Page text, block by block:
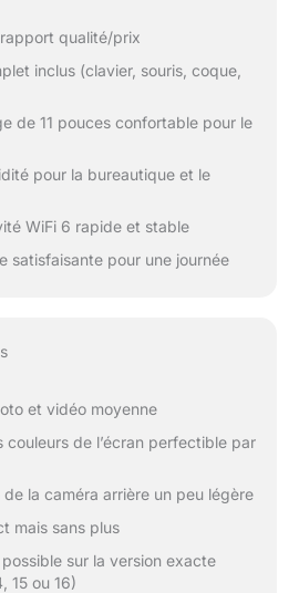
qualité/prix
inclus (clavier, souris, coque,
de 11 pouces confortable pour le
pour la bureautique et le
WiFi 6 rapide et stable
satisfaisante pour une journée
et vidéo moyenne
couleurs de l’écran perfectible par
la caméra arrière un peu légère
mais sans plus
sur la version exacte
15 ou 16)